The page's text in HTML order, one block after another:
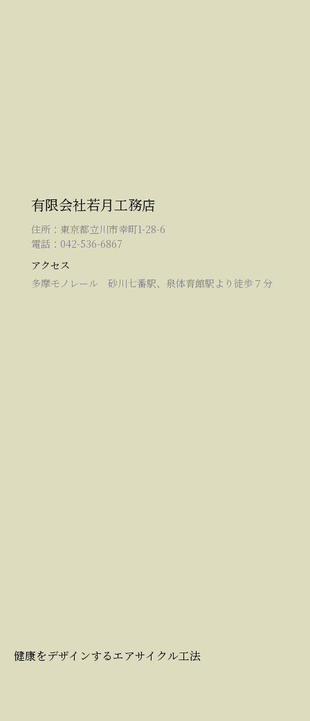
有限会社若月工務店
住所：東京都立川市幸町1-28-6
電話：042-536-6867
アクセス
多摩モノレール 砂川七番駅、泉体育館駅より徒歩７分
健康をデザインするエアサイクル工法